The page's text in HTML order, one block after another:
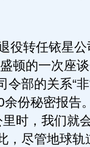
转任铱星公
顿的一次座
部的关系“
份秘密报告
时，我们就
，尽管地球